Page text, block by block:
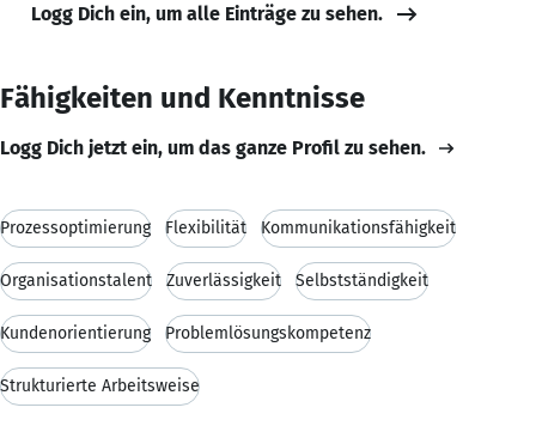
Logg Dich ein, um alle Einträge zu sehen.
Fähigkeiten und Kenntnisse
Logg Dich jetzt ein, um das ganze Profil zu sehen.
Prozessoptimierung Flexibilität Kommunikationsfähigkeit
Organisationstalent Zuverlässigkeit Selbstständigkeit
Kundenorientierung Problemlösungskompetenz
Strukturierte Arbeitsweise